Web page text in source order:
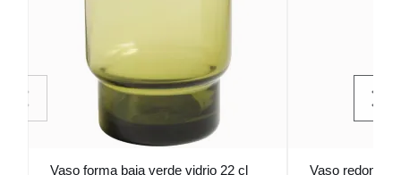
Vaso forma baja verde vidrio 22 cl Vaso redondo